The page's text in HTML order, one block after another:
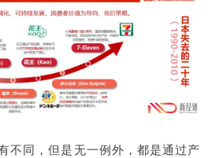
不同，但是无一例外，都是通过产